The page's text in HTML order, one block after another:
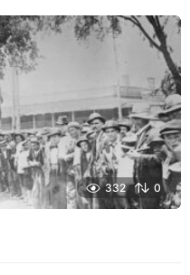
332 0